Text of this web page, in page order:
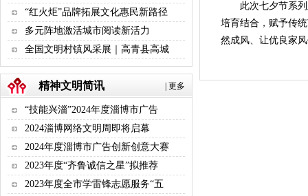
“红火炬”品牌拓展文化惠民新路径
多元阵地激活城市阅读新活力
全国文明村镇风采展｜高青县高城
更多
精神文明简讯
“技能兴淄”2024年度淄博市广告
2024淄博网络文明周即将启幕
2024年度淄博市广告创新创意大赛
2023年度“齐鲁诚信之星”拟推荐
2023年度全市学雷锋志愿服务“五
此次七夕节系
培育结合，赋予传
然成风、让优良家